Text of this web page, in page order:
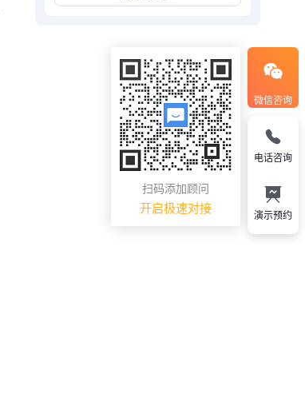
微信咨询
扫码添加顾问
开启极速对接
电话咨询
演示预约